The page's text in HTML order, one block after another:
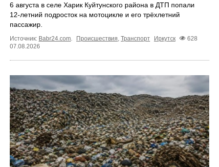
6 августа в селе Харик Куйтунского района в ДТП попали
12‑летний подросток на мотоцикле и его трёхлетний
пассажир.
Источник: Babr24.com. Происшествия, Транспорт Иркутск
628
07.08.2026